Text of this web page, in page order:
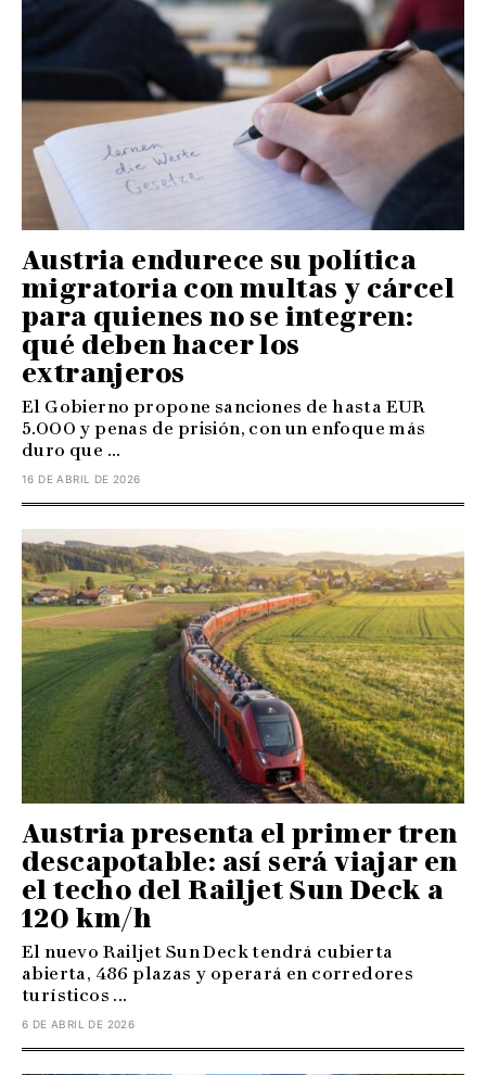
Austria endurece su política
migratoria con multas y cárcel
para quienes no se integren:
qué deben hacer los
extranjeros
El Gobierno propone sanciones de hasta EUR
5.000 y penas de prisión, con un enfoque más
duro que ...
16 DE ABRIL DE 2026
Austria presenta el primer tren
descapotable: así será viajar en
el techo del Railjet Sun Deck a
120 km/h
El nuevo Railjet Sun Deck tendrá cubierta
abierta, 486 plazas y operará en corredores
turísticos ...
6 DE ABRIL DE 2026